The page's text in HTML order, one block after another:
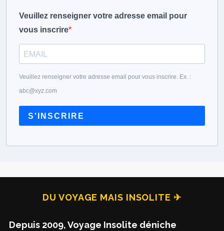
Veuillez renseigner votre adresse email pour
vous inscrire
Veuillez renseigner votre adresse email pour vous inscrire. Ex. :
abc@xyz.com
S'INSCRIRE
DU VOYAGE MAIS INSOLITE ✈
Depuis 2009, Voyage Insolite déniche